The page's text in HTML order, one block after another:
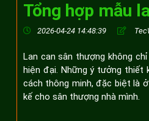
Tổng hợp mẫu
2026-04-24 14:48:39
Lan can sân thượng không
hiện đại. Những ý tưởng thiết
cách thông minh, đặc biệt là
kế cho sân thượng nhà mình.